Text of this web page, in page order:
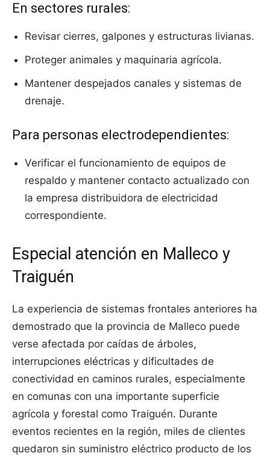
En sectores rurales:
Revisar cierres, galpones y estructuras livianas.
Proteger animales y maquinaria agrícola.
Mantener despejados canales y sistemas de
drenaje.
Para personas electrodependientes:
Verificar el funcionamiento de equipos de
respaldo y mantener contacto actualizado con
la empresa distribuidora de electricidad
correspondiente.
Especial atención en Malleco y
Traiguén
La experiencia de sistemas frontales anteriores ha
demostrado que la provincia de Malleco puede
verse afectada por caídas de árboles,
interrupciones eléctricas y dificultades de
conectividad en caminos rurales, especialmente
en comunas con una importante superficie
agrícola y forestal como Traiguén. Durante
eventos recientes en la región, miles de clientes
quedaron sin suministro eléctrico producto de los